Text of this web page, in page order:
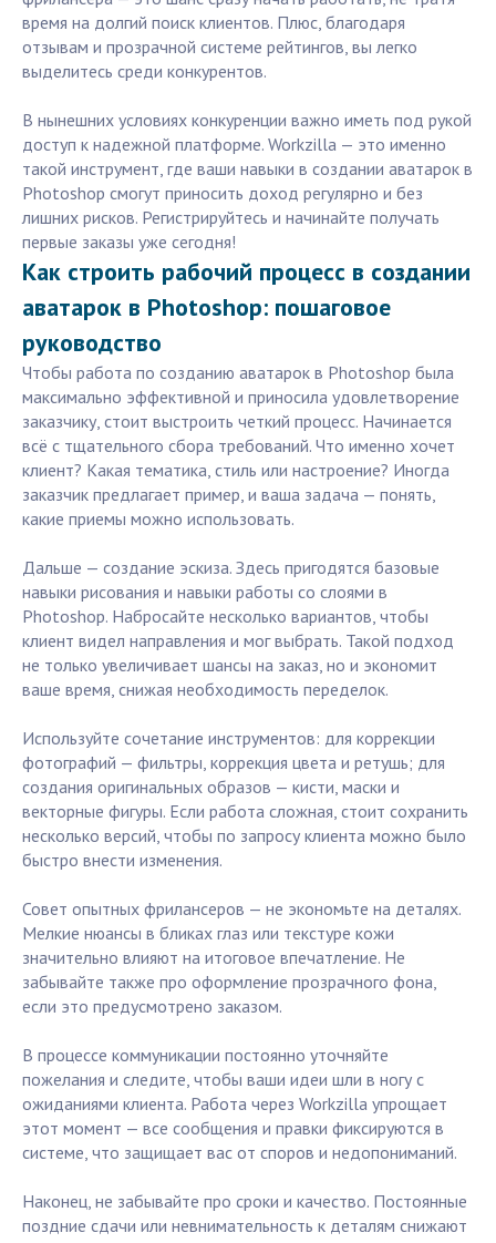
время на долгий поиск клиентов. Плюс, благодаря
отзывам и прозрачной системе рейтингов, вы легко
выделитесь среди конкурентов.
В нынешних условиях конкуренции важно иметь под рукой
доступ к надежной платформе. Workzilla — это именно
такой инструмент, где ваши навыки в создании аватарок в
Photoshop смогут приносить доход регулярно и без
лишних рисков. Регистрируйтесь и начинайте получать
первые заказы уже сегодня!
Как строить рабочий процесс в создании
аватарок в Photoshop: пошаговое
руководство
Чтобы работа по созданию аватарок в Photoshop была
максимально эффективной и приносила удовлетворение
заказчику, стоит выстроить четкий процесс. Начинается
всё с тщательного сбора требований. Что именно хочет
клиент? Какая тематика, стиль или настроение? Иногда
заказчик предлагает пример, и ваша задача — понять,
какие приемы можно использовать.
Дальше — создание эскиза. Здесь пригодятся базовые
навыки рисования и навыки работы со слоями в
Photoshop. Набросайте несколько вариантов, чтобы
клиент видел направления и мог выбрать. Такой подход
не только увеличивает шансы на заказ, но и экономит
ваше время, снижая необходимость переделок.
Используйте сочетание инструментов: для коррекции
фотографий — фильтры, коррекция цвета и ретушь; для
создания оригинальных образов — кисти, маски и
векторные фигуры. Если работа сложная, стоит сохранить
несколько версий, чтобы по запросу клиента можно было
быстро внести изменения.
Совет опытных фрилансеров — не экономьте на деталях.
Мелкие нюансы в бликах глаз или текстуре кожи
значительно влияют на итоговое впечатление. Не
забывайте также про оформление прозрачного фона,
если это предусмотрено заказом.
В процессе коммуникации постоянно уточняйте
пожелания и следите, чтобы ваши идеи шли в ногу с
ожиданиями клиента. Работа через Workzilla упрощает
этот момент — все сообщения и правки фиксируются в
системе, что защищает вас от споров и недопониманий.
Наконец, не забывайте про сроки и качество. Постоянные
поздние сдачи или невнимательность к деталям снижают